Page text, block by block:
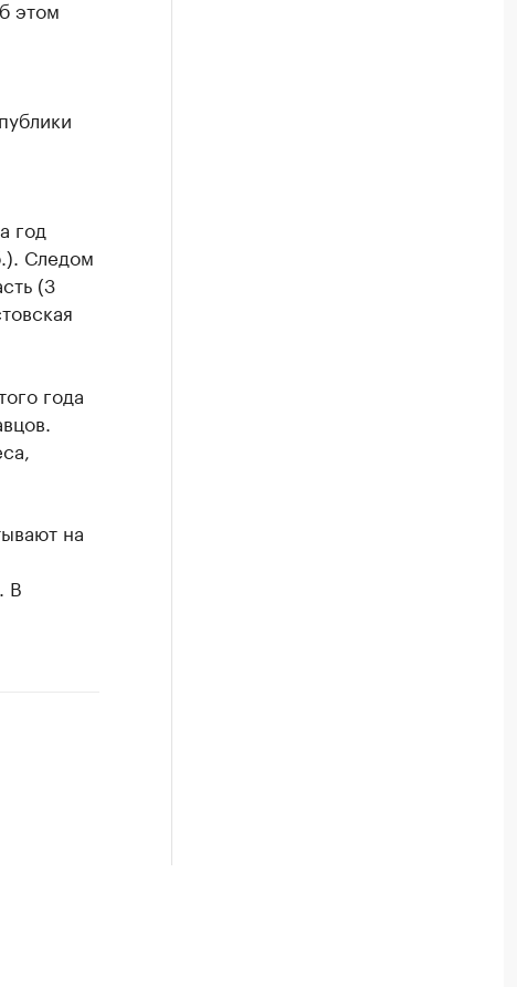
этом
год
Следом
(3
года
на
В